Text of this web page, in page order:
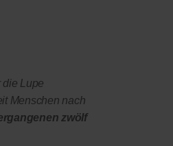
Lupe
Menschen nach
zwölf